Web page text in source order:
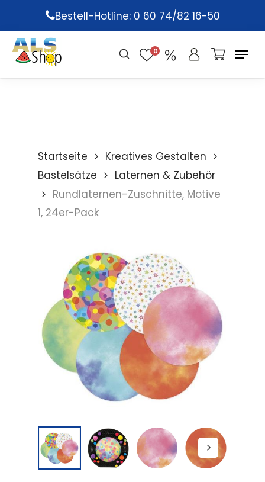
main
content
Bestell-Hotline: 0 60 74/82 16-50
0
Startseite
Kreatives Gestalten
Bastelsätze
Laternen & Zubehör
Rundlaternen-Zuschnitte, Motive
1, 24er-Pack